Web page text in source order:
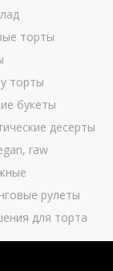
торты
торты
букеты
десерты
raw
рулеты
для торта